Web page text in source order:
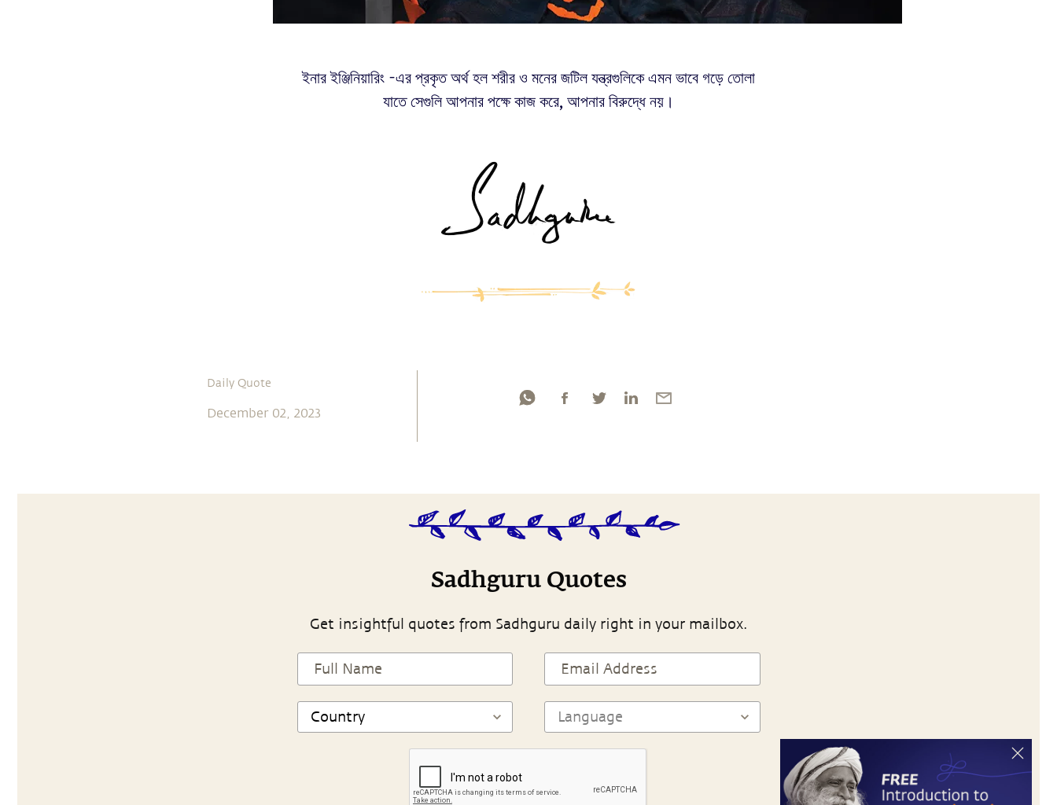
ইনার ইঞ্জিনিয়ারিং -এর প্রকৃত অর্থ হল শরীর ও মনের জটিল যন্ত্রগুলিকে এমন ভাবে গড়ে তোলা
যাতে সেগুলি আপনার পক্ষে কাজ করে, আপনার বিরুদ্ধে নয়।
Daily Quote
December 02, 2023
Sadhguru Quotes
Get insightful quotes from Sadhguru daily right in your mailbox.